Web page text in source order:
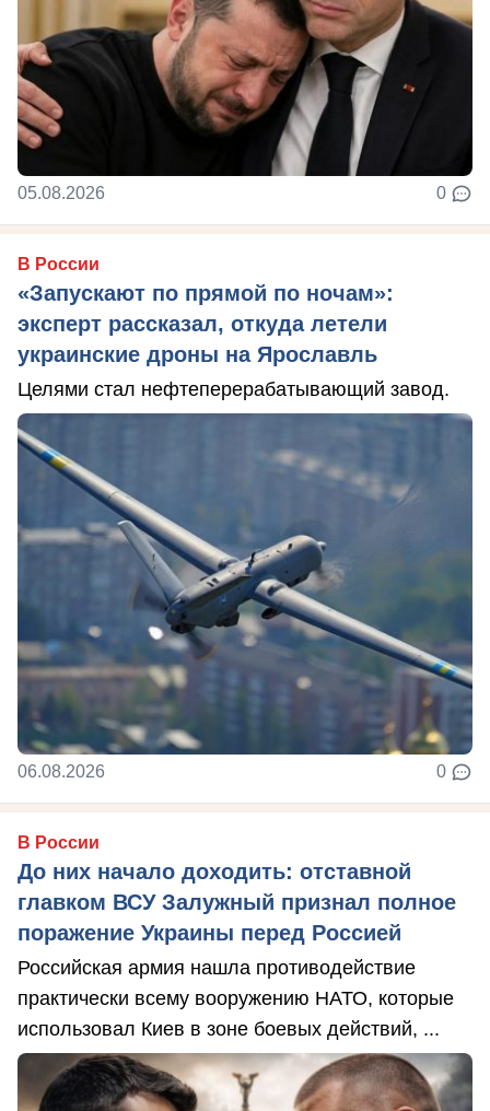
05.08.2026 0
В России
«Запускают по прямой по ночам»:
эксперт рассказал, откуда летели
украинские дроны на Ярославль
Целями стал нефтеперерабатывающий завод.
06.08.2026 0
В России
До них начало доходить: отставной
главком ВСУ Залужный признал полное
поражение Украины перед Россией
Российская армия нашла противодействие
практически всему вооружению НАТО, которые
использовал Киев в зоне боевых действий, ...